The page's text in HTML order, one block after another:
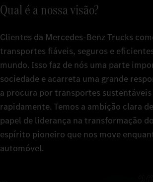
Qual é a nossa visão?
Clientes da Mercedes‑Benz Trucks
transportes fiáveis, seguros e
mundo. Isso faz de nós uma parte
sociedade e acarreta uma grande
a procura por transportes
rapidamente. Temos a ambição clara
papel de liderança na transformação
espírito pioneiro que nos move
automóvel.